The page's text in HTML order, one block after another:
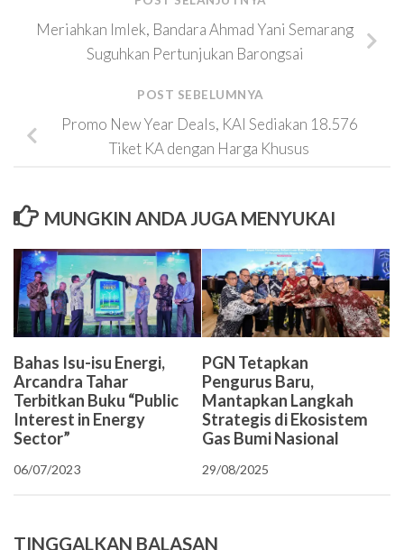
Meriahkan Imlek, Bandara Ahmad Yani Semarang
Suguhkan Pertunjukan Barongsai
POST SEBELUMNYA
Promo New Year Deals, KAI Sediakan 18.576
Tiket KA dengan Harga Khusus
MUNGKIN ANDA JUGA MENYUKAI
Bahas Isu-isu Energi,
Arcandra Tahar
Terbitkan Buku “Public
Interest in Energy
Sector”
06/07/2023
PGN Tetapkan
Pengurus Baru,
Mantapkan Langkah
Strategis di Ekosistem
Gas Bumi Nasional
29/08/2025
TINGGALKAN BALASAN